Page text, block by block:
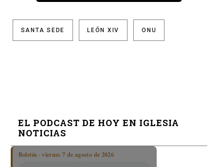
SANTA SEDE LEÓN XIV ONU
EL PODCAST DE HOY EN IGLESIA
NOTICIAS
Boletín · viernes 7 de agosto de 2026